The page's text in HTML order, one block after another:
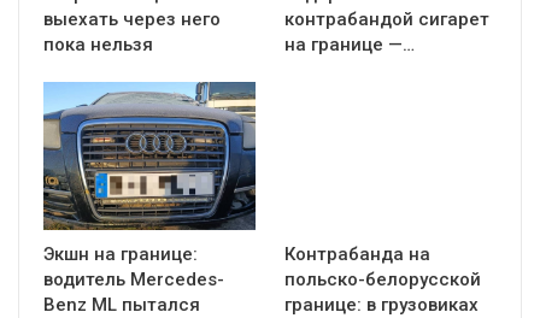
выехать через него
пока нельзя
контрабандой сигарет
на границе —…
Экшн на границе:
водитель Mercedes-
Benz ML пытался
Контрабанда на
польско-белорусской
границе: в грузовиках